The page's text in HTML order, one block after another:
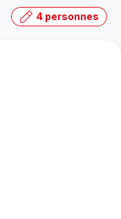
4 personnes